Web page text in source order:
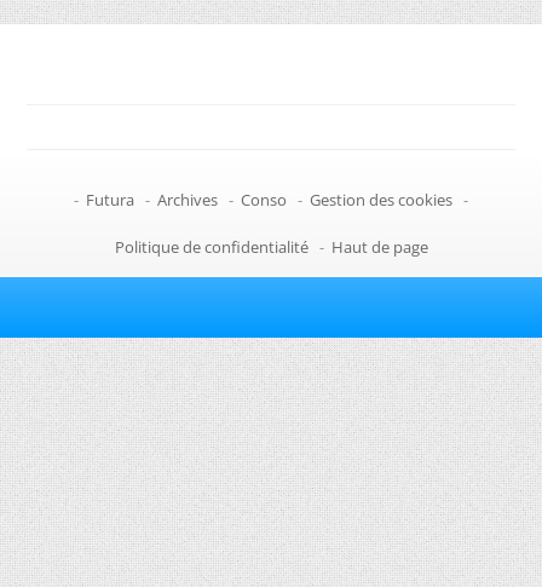
- Futura - Archives - Conso - Gestion des cookies -
Politique de confidentialité - Haut de page